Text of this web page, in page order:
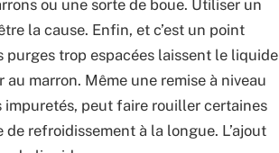
ou une sorte de boue. Utiliser un
la cause. Enfin, et c’est un point
purges trop espacées laissent le liquide
marron. Même une remise à niveau
impuretés, peut faire rouiller certaines
refroidissement à la longue. L’ajout